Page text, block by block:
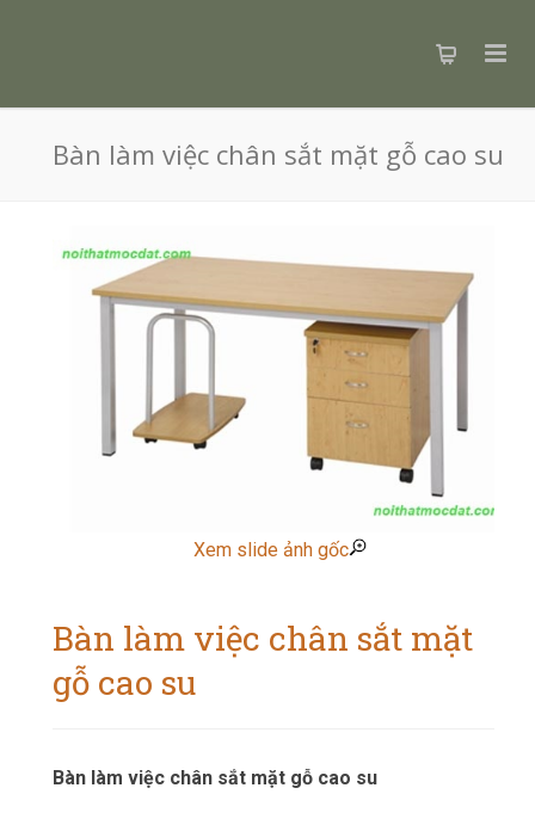
Bàn làm việc chân sắt mặt gỗ cao su
Xem slide ảnh gốc
Bàn làm việc chân sắt mặt
gỗ cao su
Bàn làm việc chân sắt mặt gỗ cao su